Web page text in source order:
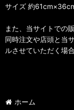
サイズ 約
また、当サイトでの
同時注文や店頭と当
ルさせていただく場
ホーム